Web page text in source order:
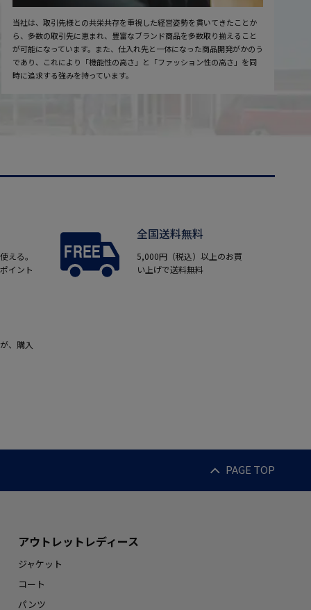
当社は、取引先様との共栄共存を重視した経営姿勢を貫いてきたことか
ら、多数の取引先に恵まれ、豊富なブランド商品を多数取り揃えること
が可能になっています。また、仕入れ先と一体になった商品開発がかのう
であり、これにより「機能性の高さ」と「ファッション性の高さ」を同
時に追求する強みを持っています。
える。
イント
全国送料無料
5,000円（税込）以上のお買
い上げで送料無料
、購入
PAGE TOP
アウトレットレディース
ジャケット
コート
パンツ